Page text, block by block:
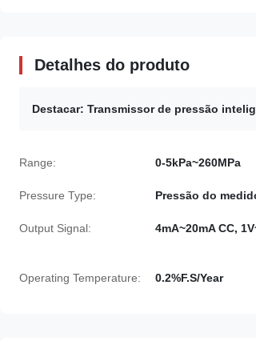
Detalhes do produto
Destacar: Transmissor de pressão
Range: 0-5kPa~260MPa
Pressure Type: Pressão do
Output Signal: 4mA~20mA CC,
Operating Temperature: 0.2%F.S/Year